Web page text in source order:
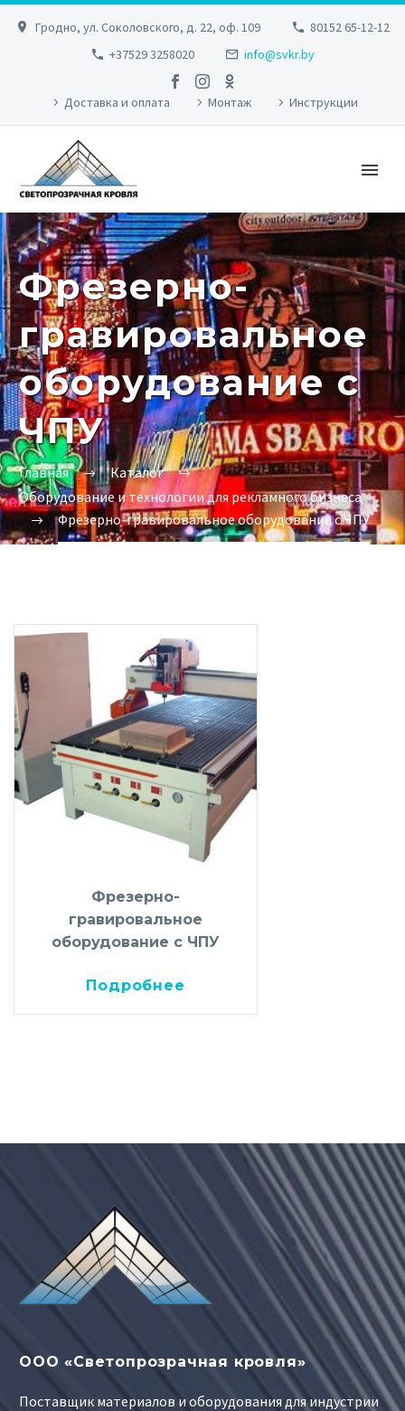
Гродно, ул. Соколовского, д. 22, оф. 109
80152 65-12-12
+37529 3258020
info@svkr.by
Доставка и оплата Монтаж Инструкции
Фрезерно-
гравировальное
оборудование с
ЧПУ
Главная
Каталог
Оборудование и технологии для рекламного бизнеса
Фрезерно-гравировальное оборудование с ЧПУ
Фрезерно-
гравировальное
оборудование с ЧПУ
Подробнее
ООО «Светопрозрачная кровля»
Поставщик материалов и оборудования для индустрии